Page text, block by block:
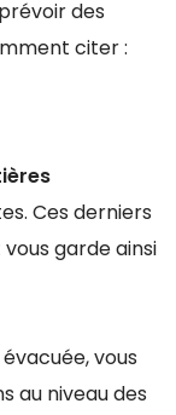
des
citer :
Ces derniers
garde ainsi
vous
au niveau des